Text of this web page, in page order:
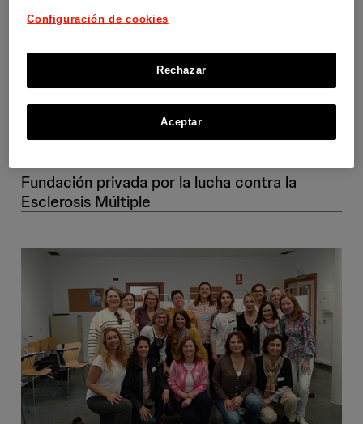
Empoderamiento y
activación en la
gestión de la
esclerosis múltiple
Fundación privada por la lucha contra la
Esclerosis Múltiple
Configuración de cookies
Rechazar
Aceptar